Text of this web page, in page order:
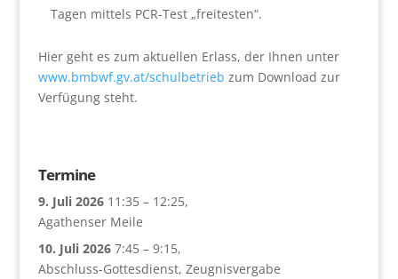
Tagen mittels PCR-Test „freitesten“.
Hier geht es zum aktuellen Erlass, der Ihnen unter
www.bmbwf.gv.at/schulbetrieb zum Download zur
Verfügung steht.
Termine
9. Juli 2026 11:35 – 12:25,
Agathenser Meile
10. Juli 2026 7:45 – 9:15,
Abschluss-Gottesdienst, Zeugnisvergabe